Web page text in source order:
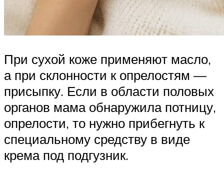
При сухой коже применяют масло,
а при склонности к опрелостям —
присыпку. Если в области половых
органов мама обнаружила потницу,
опрелости, то нужно прибегнуть к
специальному средству в виде
крема под подгузник.